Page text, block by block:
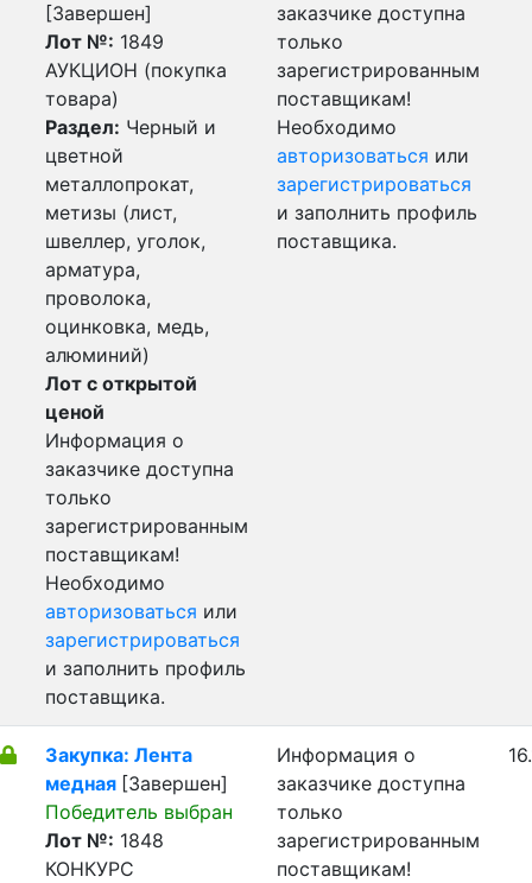
[Завершен]
Лот №: 1849
АУКЦИОН (покупка
товара)
Раздел: Черный и
цветной
металлопрокат,
метизы (лист,
швеллер, уголок,
арматура,
проволока,
оцинковка, медь,
алюминий)
Лот с открытой
ценой
Информация о
заказчике доступна
только
зарегистрированным
поставщикам!
Необходимо
авторизоваться или
зарегистрироваться
и заполнить профиль
поставщика.
заказчике доступна
только
зарегистрированным
поставщикам!
Необходимо
авторизоваться или
зарегистрироваться
и заполнить профиль
поставщика.
Закупка: Лента
медная [Завершен]
Победитель выбран
Лот №: 1848
КОНКУРС
Информация о
заказчике доступна
только
зарегистрированным
поставщикам!